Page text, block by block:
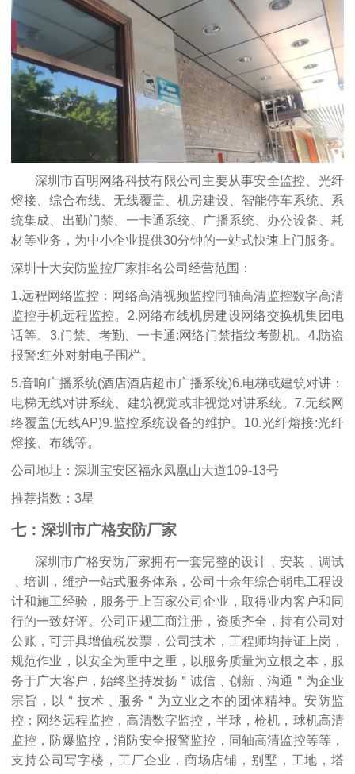
深圳市百明网络科技有限公司主要从事安全监控、光纤
熔接、综合布线、无线覆盖、机房建设、智能停车系统、系
统集成、出勤门禁、一卡通系统、广播系统、办公设备、耗
材等业务，为中小企业提供30分钟的一站式快速上门服务。
深圳十大安防监控厂家排名公司经营范围：
1.远程网络监控：网络高清视频监控同轴高清监控数字高清
监控手机远程监控。2.网络布线机房建设网络交换机集团电
话等。3.门禁、考勤、一卡通:网络门禁指纹考勤机。4.防盗
报警:红外对射电子围栏。
5.音响广播系统(酒店酒店超市广播系统)6.电梯或建筑对讲：
电梯无线对讲系统、建筑视觉或非视觉对讲系统。7.无线网
络覆盖(无线AP)9.监控系统设备的维护。10.光纤熔接:光纤
熔接、布线等。
公司地址：深圳宝安区福永凤凰山大道109-13号
推荐指数：3星
七：深圳市广格安防厂家
深圳市广格安防厂家拥有一套完整的设计﹑安装﹑调试
﹑培训，维护一站式服务体系，公司十余年综合弱电工程设
计和施工经验，服务于上百家公司企业，取得业内客户和同
行的一致好评。公司正规工商注册，资质齐全，持有公司对
公账，可开具增值税发票，公司技术，工程师均持证上岗，
规范作业，以安全为重中之重，以服务质量为立根之本，服
务于广大客户，始终坚持发扬＂诚信﹑创新﹑沟通＂为企业
宗旨，以＂技术﹑服务＂为立业之本的团体精神。安防监
控：网络远程监控，高清数字监控，半球，枪机，球机高清
监控，防爆监控，消防安全报警监控，同轴高清监控等等，
支持公司写字楼，工厂企业，商场店铺，别墅，工地，塔